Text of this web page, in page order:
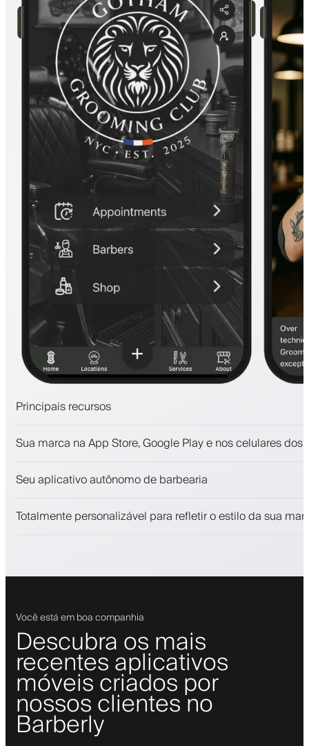
Principais recursos
Pagamentos, depósito caução
Envolva clientes com um programa de fidelidade
Sua marca na App Store, Google Play e nos celulares dos
Seu aplicativo autônomo de barbearia
Totalmente personalizável para refletir o estilo da sua
Você está em boa companhia
Descubra os mais
recentes aplicativos
móveis criados por
nossos clientes no
Barberly